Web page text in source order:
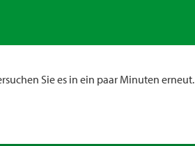
Sie es in ein paar Minuten erneut.